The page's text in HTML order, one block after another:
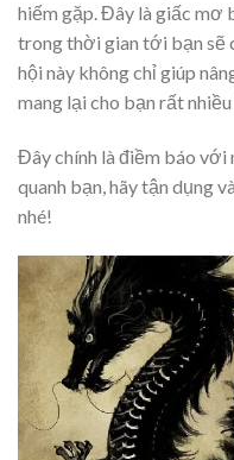
hiếm gặp. Đây là giấc mơ
trong thời gian tới bạn sẽ
hội này không chỉ giúp
mang lại cho bạn rất
Đây chính là điềm báo với
quanh bạn, hãy tận dụng
nhé!